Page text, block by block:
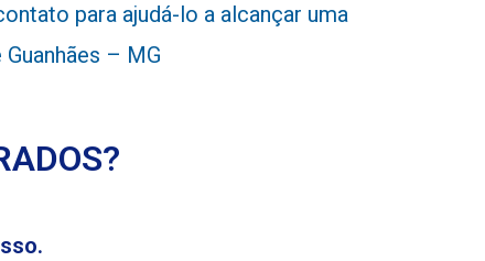
para ajudá-lo a alcançar uma
– MG